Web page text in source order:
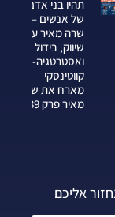
תהיו בני אדם
של אנשים —
שרה מאיר על
שיווק, בידול
ואסטרטגיה-צחי
קווטינסקי
מארח את שרה
מאיר פרק 339
אליכם